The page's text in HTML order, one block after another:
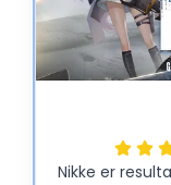
Nikke er